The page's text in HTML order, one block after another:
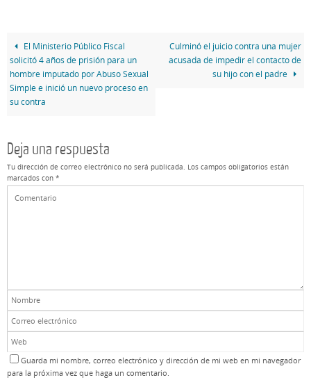
El Ministerio Público Fiscal
solicitó 4 años de prisión para un
hombre imputado por Abuso Sexual
Simple e inició un nuevo proceso en
su contra
Culminó el juicio contra una mujer
acusada de impedir el contacto de
su hijo con el padre
Deja una respuesta
Tu dirección de correo electrónico no será publicada. Los campos obligatorios están
marcados con *
Guarda mi nombre, correo electrónico y dirección de mi web en mi navegador
para la próxima vez que haga un comentario.